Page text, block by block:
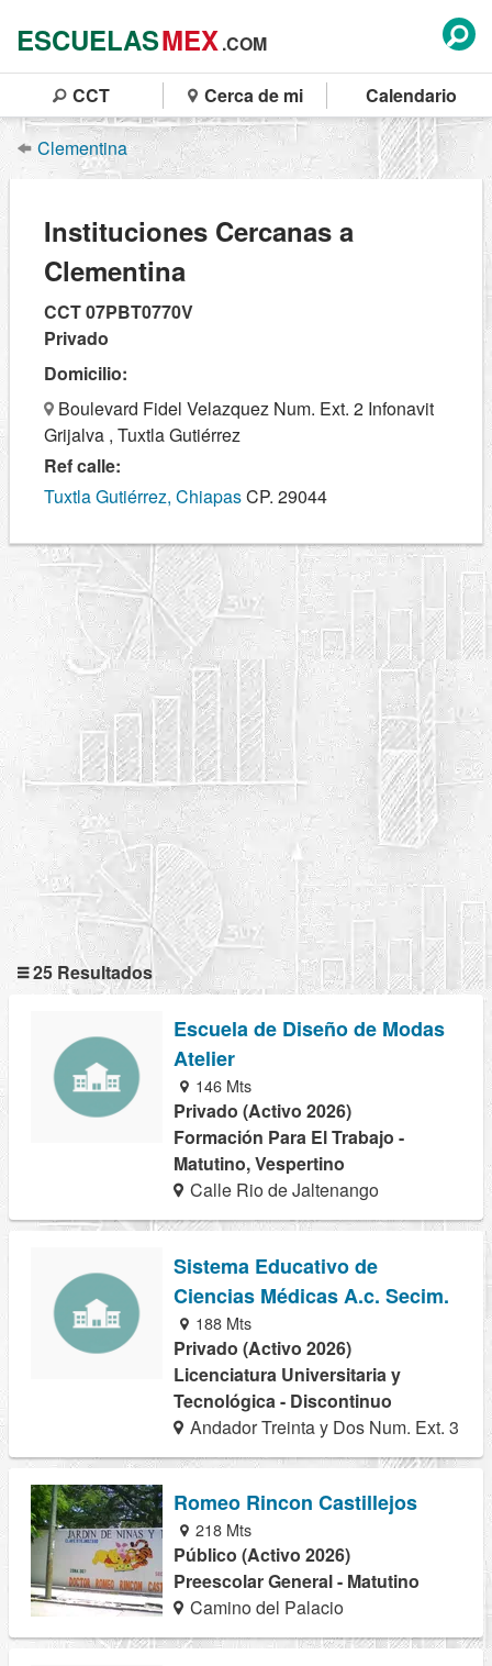
ESCUELASMEX.COM
CCT Cerca de mi Calendario
Clementina
Instituciones Cercanas a
Clementina
CCT 07PBT0770V
Privado
Domicilio:
Boulevard Fidel Velazquez Num. Ext. 2 Infonavit
Grijalva , Tuxtla Gutiérrez
Ref calle:
Tuxtla Gutiérrez, ChiapasCP. 29044
25 Resultados
Escuela de Diseño de Modas
Atelier
146 Mts
Privado (Activo 2026)
Formación Para El Trabajo -
Matutino, Vespertino
Calle Rio de Jaltenango
Sistema Educativo de
Ciencias Médicas A.c. Secim.
188 Mts
Privado (Activo 2026)
Licenciatura Universitaria y
Tecnológica - Discontinuo
Andador Treinta y Dos Num. Ext. 3
Romeo Rincon Castillejos
218 Mts
Público (Activo 2026)
Preescolar General - Matutino
Camino del Palacio